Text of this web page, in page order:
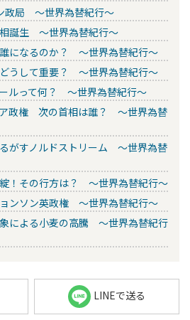
政局 ～世界為替紀行～
相誕生 ～世界為替紀行～
誰になるのか？ ～世界為替紀行～
どうして重要？ ～世界為替紀行～
ールって何？ ～世界為替紀行～
ア政権 次の首相は誰？ ～世界為替
るがすノルドストリーム ～世界為替
綻！その行方は？ ～世界為替紀行～
ョンソン英政権 ～世界為替紀行～
象による小麦の高騰 ～世界為替紀行
LINEで送る